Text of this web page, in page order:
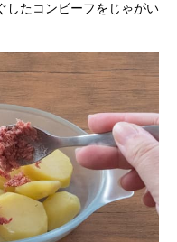
したコンビーフをじゃがい